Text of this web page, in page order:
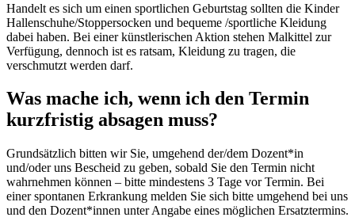
Handelt es sich um einen sportlichen Geburtstag sollten die Kinder
Hallenschuhe/Stoppersocken und bequeme /sportliche Kleidung
dabei haben. Bei einer künstlerischen Aktion stehen Malkittel zur
Verfügung, dennoch ist es ratsam, Kleidung zu tragen, die
verschmutzt werden darf.
Was mache ich, wenn ich den Termin
kurzfristig absagen muss?
Grundsätzlich bitten wir Sie, umgehend der/dem Dozent*in
und/oder uns Bescheid zu geben, sobald Sie den Termin nicht
wahrnehmen können – bitte mindestens 3 Tage vor Termin. Bei
einer spontanen Erkrankung melden Sie sich bitte umgehend bei uns
und den Dozent*innen unter Angabe eines möglichen Ersatztermins.